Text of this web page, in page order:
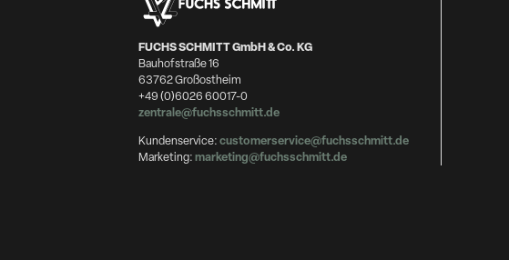
FUCHS SCHMITT GmbH & Co. KG
Bauhofstraße 16
63762 Großostheim
+49 (0)6026 60017-0
zentrale@fuchsschmitt.de
Kundenservice:customerservice@fuchsschmitt.de
Marketing:marketing@fuchsschmitt.de